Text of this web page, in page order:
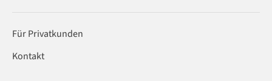
Für Privatkunden
Kontakt